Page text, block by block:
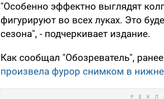
"Особенно эффектно выглядят
фигурируют во всех луках. Это
сезона", - подчеркивает издание.
Как сообщал "Обозреватель",
произвела фурор снимком в